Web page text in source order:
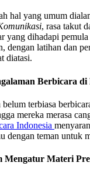
hal yang umum
, rasa takut
yang dihadapi
dengan latihan dan
diatasi.
Berbicara di
terbiasa
mereka merasa
Indonesia
dengan teman untuk
Mengatur Materi